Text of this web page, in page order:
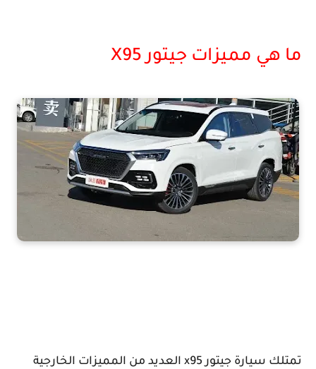
ما هي مميزات جيتور X95
تمتلك سيارة جيتور x95 العديد من المميزات الخارجية